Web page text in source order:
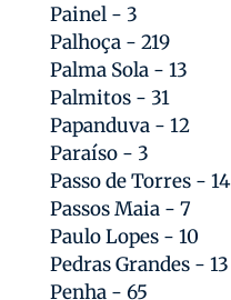
Painel - 3
Palhoça - 219
Palma Sola - 13
Palmitos - 31
Papanduva - 12
Paraíso - 3
Passo de Torres - 14
Passos Maia - 7
Paulo Lopes - 10
Pedras Grandes - 13
Penha - 65